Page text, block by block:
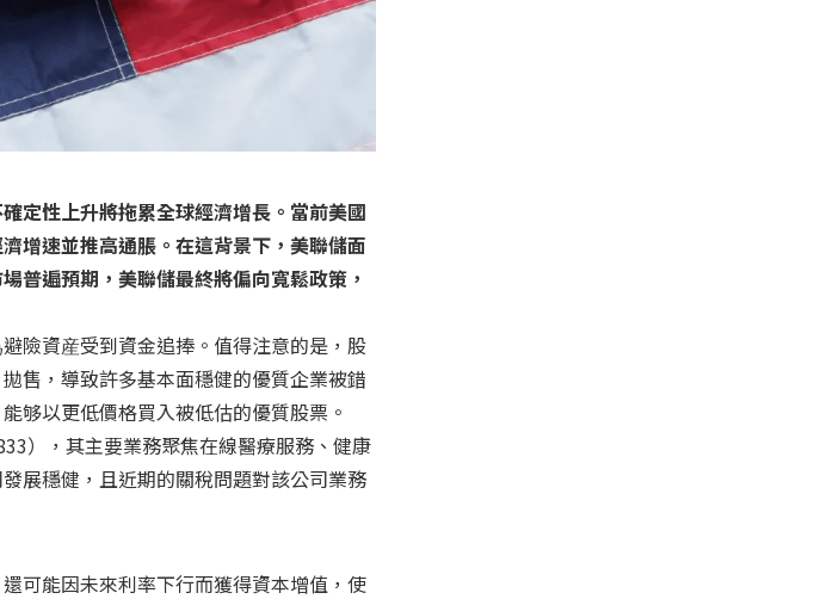
定性上升將拖累全球經濟增長。當前美國
增速並推高通脹。在這背景下，美聯儲面
普遍預期，美聯儲最終將偏向寬鬆政策，
險資産受到資金追捧。值得注意的是，股
售，導致許多基本面穩健的優質企業被錯
够以更低價格買入被低估的優質股票。
），其主要業務聚焦在線醫療服務、健康
展穩健，且近期的關稅問題對該公司業務
可能因未來利率下行而獲得資本增值，使